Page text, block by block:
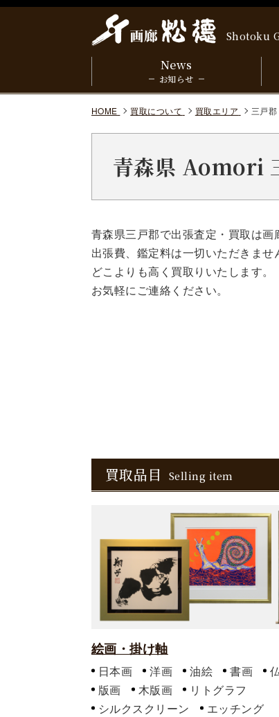
Shotoku
News
お知らせ
HOME 買取について 買取エリア 三戸郡
青森県 Aomori
青森県三戸郡で出張査定・買取は画
出張費、鑑定料は一切いただきませ
どこよりも高く買取りいたします。
お気軽にご連絡ください。
買取品目 Selling item
絵画・掛け軸
日本画 洋画 油絵 書画
版画
木版画
リトグラフ
シルクスクリーン
エッチング